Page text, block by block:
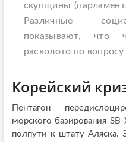
скупщины
Различные
показывают, что
расколото по
Корейский
Пентагон
морского базирования
полпути к штату Аляска.